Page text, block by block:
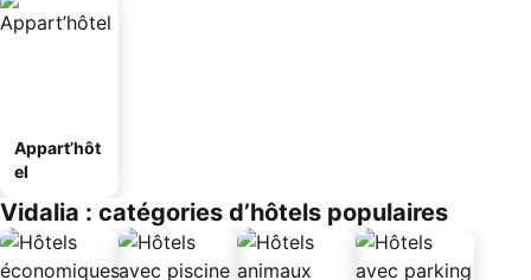
Appart’hôt
el
Vidalia : catégories d’hôtels populaires